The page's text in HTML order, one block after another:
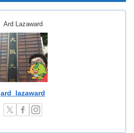
Ard Lazaward
ard_lazaward